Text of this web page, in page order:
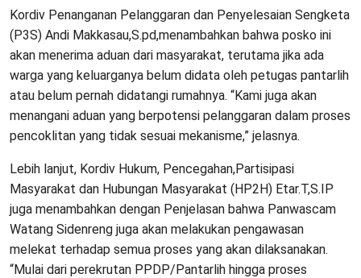
Kordiv Penanganan Pelanggaran dan Penyelesaian Sengketa
(P3S) Andi Makkasau,S.pd,menambahkan bahwa posko ini
akan menerima aduan dari masyarakat, terutama jika ada
warga yang keluarganya belum didata oleh petugas pantarlih
atau belum pernah didatangi rumahnya. “Kami juga akan
menangani aduan yang berpotensi pelanggaran dalam proses
pencoklitan yang tidak sesuai mekanisme,” jelasnya.
Lebih lanjut, Kordiv Hukum, Pencegahan,Partisipasi
Masyarakat dan Hubungan Masyarakat (HP2H) Etar.T,S.IP
juga menambahkan dengan Penjelasan bahwa Panwascam
Watang Sidenreng juga akan melakukan pengawasan
melekat terhadap semua proses yang akan dilaksanakan.
“Mulai dari perekrutan PPDP/Pantarlih hingga proses